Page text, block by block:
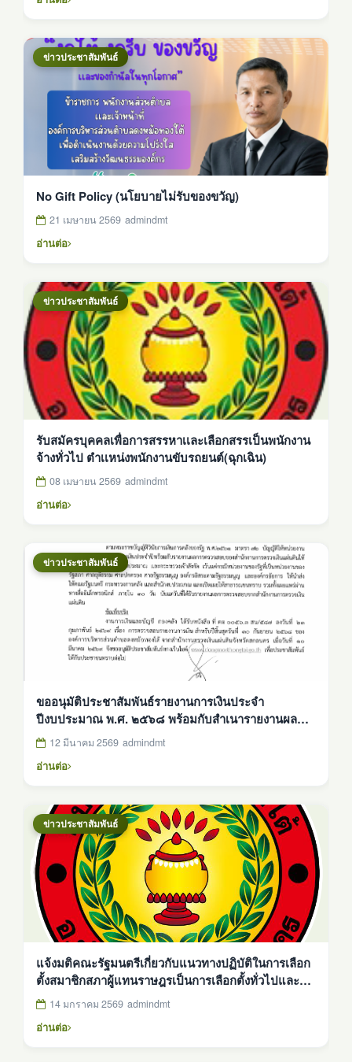
ข่าวประชาสัมพันธ์
No Gift Policy (นโยบายไม่รับของขวัญ)
21 เมษายน 2569 admindmt
อ่านต่อ
ข่าวประชาสัมพันธ์
รับสมัครบุคคลเพื่อการสรรหาเเละเลือกสรรเป็นพนักงาน
จ้างทั่วไป ตำเเหน่งพนักงานขับรถยนต์(ฉุกเฉิน)
08 เมษายน 2569 admindmt
อ่านต่อ
ข่าวประชาสัมพันธ์
ขออนุมัติประชาสัมพันธ์รายงานการเงินประจำ
ปีงบประมาณ พ.ศ. ๒๕๖๘ พร้อมกับสำเนารายงานผล
การตรวจสอบของสำนักงานการตรวจเงินแผ่นดิน ทาง
เว็บไซต์
12 มีนาคม 2569 admindmt
อ่านต่อ
ข่าวประชาสัมพันธ์
แจ้งมติคณะรัฐมนตรีเกี่ยวกับแนวทางปฏิบัติในการเลือก
ตั้งสมาชิกสภาผู้แทนราษฎรเป็นการเลือกตั้งทั่วไปและ
แนวทางปฏิบัติในการจัดให้มีการออกเสียงประชามติใน
วันเดียวกับวันเลือกตั้งสมาชิกสภาผู้แทนราษฎรเป็นการ
ทั่วไป
14 มกราคม 2569 admindmt
อ่านต่อ